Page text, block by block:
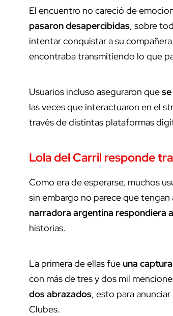
El encuentro no careció de
pasaron desapercibidas, sobre
intentar conquistar a su
encontraba transmitiendo lo que
Usuarios incluso aseguraron que
las veces que interactuaron en el
través de distintas plataformas
Lola del Carril responde
Como era de esperarse, muchos
sin embargo no parece que
narradora argentina respondiera
historias.
La primera de ellas fue una
con más de tres y dos mil
dos abrazados, esto para
Clubes.